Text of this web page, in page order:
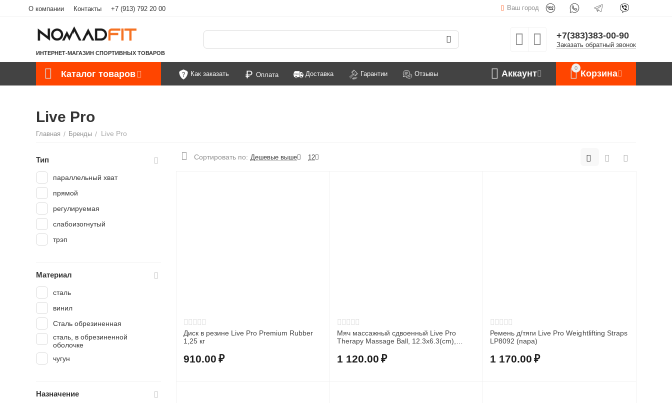
О компании Контакты +7 (913) 792 20 00 Ваш город
ИНТЕРНЕТ-МАГАЗИН СПОРТИВНЫХ ТОВАРОВ
+7(383)383-00-90
Заказать обратный звонок
Каталог товаров Как заказать Оплата Доставка Гарантии Отзывы
0
Корзина
Аккаунт
Live Pro
Главная / Бренды / Live Pro
Сортировать по: Дешевые выше 12
Диск в резине Live Pro Premium Rubber
1,25 кг
910.00 ₽
Мяч массажный сдвоенный Live Pro
Therapy Massage Ball, 12.3x6.3(cm),
1 120.00 ₽
Ремень д/тяги Live Pro Weightlifting Straps
LP8092 (пара)
1 170.00 ₽
Тип
параллельный хват
прямой
регулируемая
слабоизогнутый
трэп
Материал
сталь
винил
Сталь обрезиненная
сталь, в обрезиненной
оболочке
чугун
Назначение